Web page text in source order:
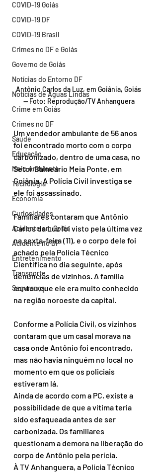
COVID-19 Goiás
COVID-19 DF
COVID-19 Brasil
Crimes no DF e Goiás
Governo de Goiás
Notícias do Entorno DF
Notícias de Águas Lindas
Crime em Goiás
Crimes no DF
Saúde
Educação
Meio Ambiente
Tecnologia
Economia
Curiosidades
Acidente em Goiás
Acidente no DF
Entretenimento
Transporte
Segurança
Antônio Carlos da Luz, em Goiânia, Goiás
— Foto: Reprodução/TV Anhanguera
Um vendedor ambulante de 56 anos
foi encontrado morto com o corpo
carbonizado, dentro de uma casa, no
Setor Balneário Meia Ponte, em
Goiânia. A Polícia Civil investiga se
ele foi assassinado.
Familiares contaram que Antônio
Carlos da Luz foi visto pela última vez
na sexta-feira (11), e o corpo dele foi
achado pela Polícia Técnico
Científica no dia seguinte, após
denúncias de vizinhos. A família
contou que ele era muito conhecido
na região noroeste da capital.
Conforme a Polícia Civil, os vizinhos
contaram que um casal morava na
casa onde Antônio foi encontrado,
mas não havia ninguém no local no
momento em que os policiais
estiveram lá.
Ainda de acordo com a PC, existe a
possibilidade de que a vítima teria
sido esfaqueada antes de ser
carbonizada. Os familiares
questionam a demora na liberação do
corpo de Antônio pela perícia.
À TV Anhanguera, a Polícia Técnico